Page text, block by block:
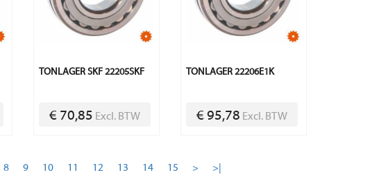
TONLAGER SKF 22205SKF
€ 70,85 Excl. BTW
TONLAGER 22206E1K
€ 95,78 Excl. BTW
8 9 10 11 12 13 14 15 > >|